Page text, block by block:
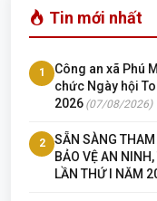
Tin mới nhất
1
Công an xã Phú
chức Ngày hội
2026 (07/08/2026)
2
SẴN SÀNG
BẢO VỆ AN
LẦN THỨ I NĂM